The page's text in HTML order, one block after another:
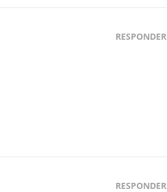
RESPONDER
RESPONDER